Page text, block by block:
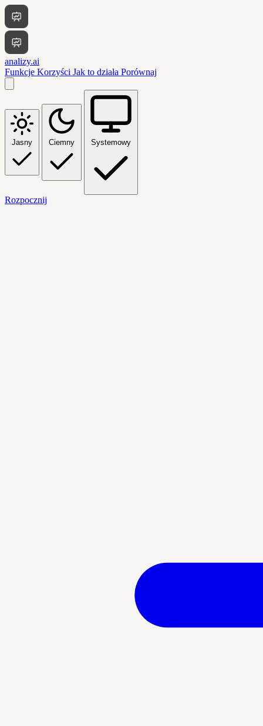
analizy.ai
Funkcje Korzyści Jak to działa Porównaj
Jasny Ciemny Systemowy
Rozpocznij